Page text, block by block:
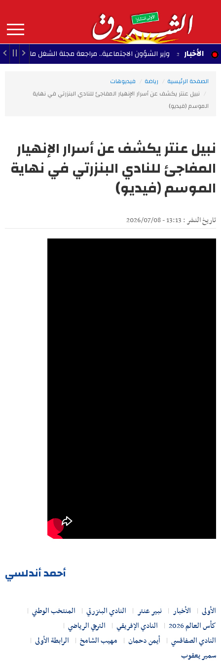
contenu
principal
MAIN
NAVIGATION الأخباروزير الشؤون الاجتماعية.. مراجعة مجلة الشغل ما تزال قيد الدرس
الصفحة الرئيسية رياضة
فيديوهات
نبيل عنتر يكشف عن أسرار الإنهيار المفاجئ للنادي البنزرتي في نهاية
الموسم (فيديو)
نبيل عنتر يكشف عن أسرار الإنهيار
المفاجئ للنادي البنزرتي في نهاية
الموسم (فيديو)
تاريخ النشر : 13:13 - 2026/07/08
أحمد أندلسي
الأولى الأخبار نبير عنتر النادي البنزرتي
المنتخب الوطني
كأس العالم 2026
النادي الإفريقي
الترجي الرياضي
النادي الصفاقسي
أيمن دحمان مهيب الشامخ
الرابطة الأولى
سمير يعقوب